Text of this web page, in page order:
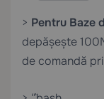
> Pentru Baze
depășește
de comandă